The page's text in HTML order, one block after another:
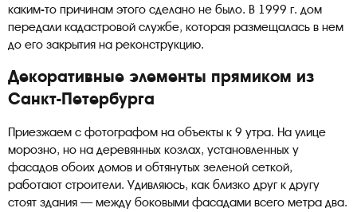
каким-то причинам этого сделано не было. В 1999 г. дом
передали кадастровой службе, которая размещалась в нем
до его закрытия на реконструкцию.
Декоративные элементы прямиком из
Санкт-Петербурга
Приезжаем с фотографом на объекты к 9 утра. На улице
морозно, но на деревянных козлах, установленных у
фасадов обоих домов и обтянутых зеленой сеткой,
работают строители. Удивляюсь, как близко друг к другу
стоят здания — между боковыми фасадами всего метра два.